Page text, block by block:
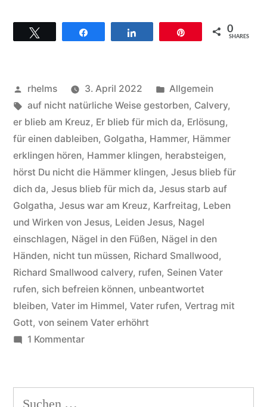
–
zum
Titel
Calvery“
0
SHARES
Veröffentlicht
von
rhelms 3. April 2022
Veröffentlicht
unter
Allgemein
Schlagwörter:
auf nicht natürliche Weise gestorben, Calvery,
er blieb am Kreuz, Er blieb für mich da, Erlösung,
für einen dableiben, Golgatha, Hammer, Hämmer
erklingen hören, Hammer klingen, herabsteigen,
hörst Du nicht die Hämmer klingen, Jesus blieb für
dich da, Jesus blieb für mich da, Jesus starb auf
Golgatha, Jesus war am Kreuz, Karfreitag, Leben
und Wirken von Jesus, Leiden Jesus, Nagel
einschlagen, Nägel in den Füßen, Nägel in den
Händen, nicht tun müssen, Richard Smallwood,
Richard Smallwood calvery, rufen, Seinen Vater
rufen, sich befreien können, unbeantwortet
bleiben, Vater im Himmel, Vater rufen, Vertrag mit
Gott, von seinem Vater erhöhrt
1 Kommentarzu
–
Suchen